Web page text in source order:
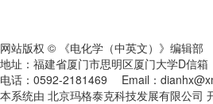
网站版权 © 《电化学（中英文）》编辑部
地址：福建省厦门市思明区厦门大学D信
电话：0592-2181469 Email：
本系统由 北京玛格泰克科技发展有限公司